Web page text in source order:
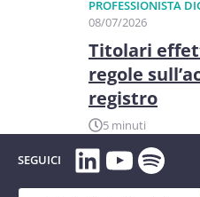
PROFESSIONISTA
08/07/2026
Titolari
regole
registro
5 minuti
SEGUICI LinkedIn